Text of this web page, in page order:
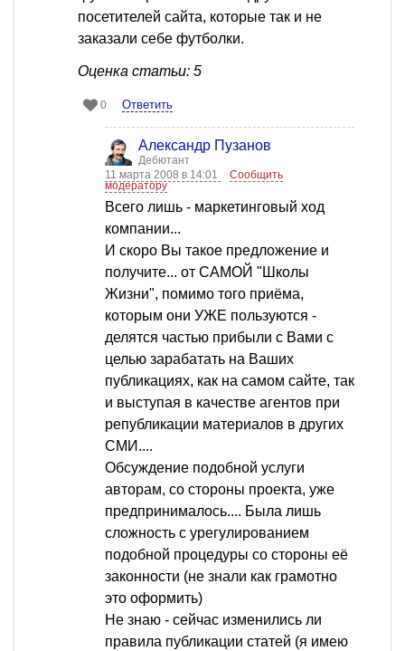
посетителей сайта, которые так и не
заказали себе футболки.
Оценка статьи: 5
0 Ответить
Александр Пузанов
Дебютант
11 марта 2008 в 14:01
Сообщить
модератору
Всего лишь - маркетинговый ход
компании...
И скоро Вы такое предложение и
получите... от САМОЙ "Школы
Жизни", помимо того приёма,
которым они УЖЕ пользуются -
делятся частью прибыли с Вами с
целью зарабатать на Ваших
публикациях, как на самом сайте, так
и выступая в качестве агентов при
републикации материалов в других
СМИ....
Обсуждение подобной услуги
авторам, со стороны проекта, уже
предпринималось.... Была лишь
сложность с урегулированием
подобной процедуры со стороны её
законности (не знали как грамотно
это оформить)
Не знаю - сейчас изменились ли
правила публикации статей (я имею